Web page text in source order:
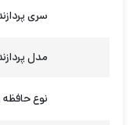
سری پردازنده
مدل پردازنده
نوع حافظه رم